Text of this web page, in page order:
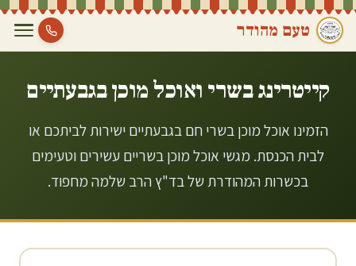
טעם מהודר
קייטרינג בשרי ואוכל מוכן בגבעתיים
הזמינו אוכל מוכן בשרי חם בגבעתיים ישירות לביתכם או
לבית הכנסת. מגשי אוכל מוכן בשריים עשירים וטעימים
בכשרות המהודרת של בד"ץ הרב שלמה מחפוד.